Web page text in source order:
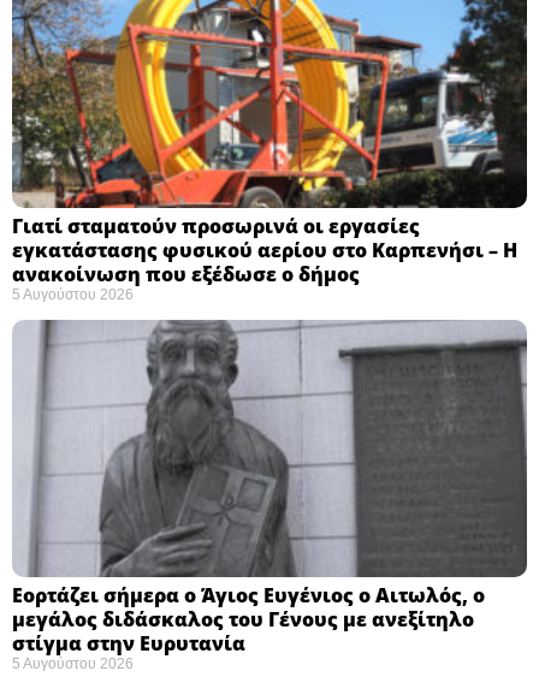
Γιατί σταματούν προσωρινά οι εργασίες
εγκατάστασης φυσικού αερίου στο Καρπενήσι – Η
ανακοίνωση που εξέδωσε ο δήμος
5 Αυγούστου 2026
Εορτάζει σήμερα ο Άγιος Ευγένιος ο Αιτωλός, ο
μεγάλος διδάσκαλος του Γένους με ανεξίτηλο
στίγμα στην Ευρυτανία
5 Αυγούστου 2026